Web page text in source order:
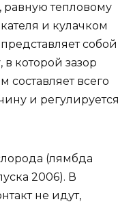
равную тепловому
и кулачком
собой
которой зазор
всего
и регулируется
(лямбда
2006). В
не идут,